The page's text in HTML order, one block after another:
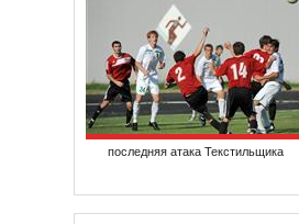
последняя атака Текстильщика